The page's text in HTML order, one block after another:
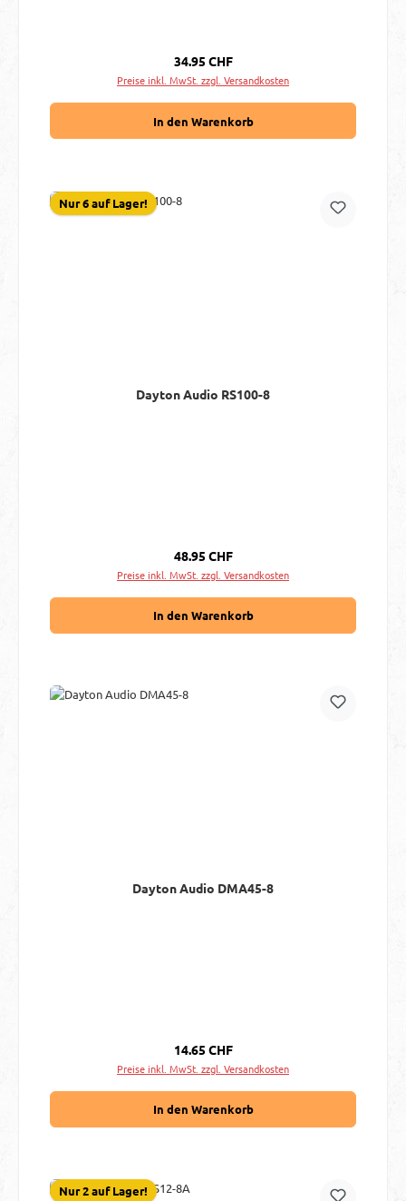
Regulärer Preis:
34.95 CHF
Preise inkl. MwSt. zzgl. Versandkosten
In den Warenkorb
Nur 6 auf Lager!
Dayton Audio RS100-8
Regulärer Preis:
48.95 CHF
Preise inkl. MwSt. zzgl. Versandkosten
In den Warenkorb
Dayton Audio DMA45-8
Regulärer Preis:
14.65 CHF
Preise inkl. MwSt. zzgl. Versandkosten
In den Warenkorb
Nur 2 auf Lager!